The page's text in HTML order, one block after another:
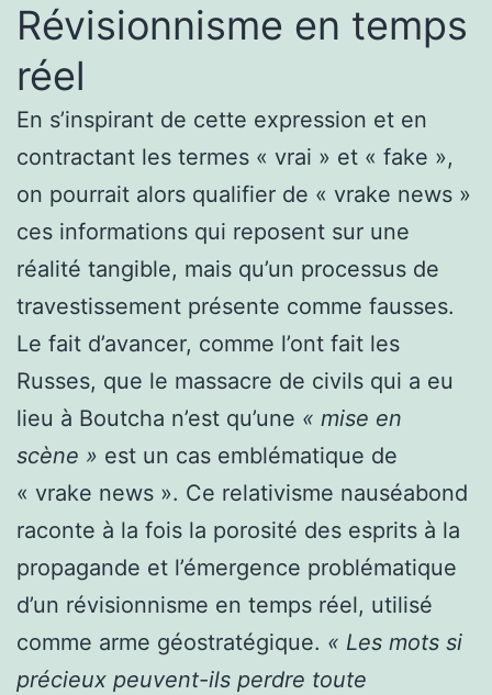
Révisionnisme en temps
réel
En s’inspirant de cette expression et en
contractant les termes « vrai » et « fake »,
on pourrait alors qualifier de « vrake news »
ces informations qui reposent sur une
réalité tangible, mais qu’un processus de
travestissement présente comme fausses.
Le fait d’avancer, comme l’ont fait les
Russes, que le massacre de civils qui a eu
lieu à Boutcha n’est qu’une « mise en
scène » est un cas emblématique de
« vrake news ». Ce relativisme nauséabond
raconte à la fois la porosité des esprits à la
propagande et l’émergence problématique
d’un révisionnisme en temps réel, utilisé
comme arme géostratégique. « Les mots si
précieux peuvent-ils perdre toute